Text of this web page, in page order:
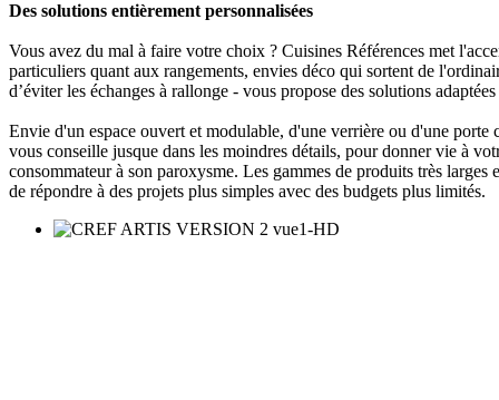
Des solutions entièrement personnalisées
Vous avez du mal à faire votre choix ? Cuisines Références met
particuliers quant aux rangements, envies déco qui sortent de
d’éviter les échanges à rallonge - vous propose des solutions
Envie d'un espace ouvert et modulable, d'une verrière ou d'une
vous conseille jusque dans les moindres détails, pour donner vie à
consommateur à son paroxysme. Les gammes de produits très
de répondre à des projets plus simples avec des budgets plus limités.